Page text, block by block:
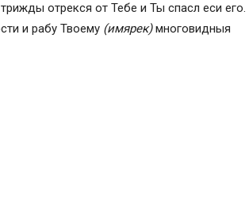
отрекся от Тебе и Ты спасл еси его.
и рабу Твоему (имярек)многовидныя